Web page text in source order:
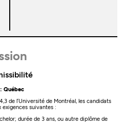
Québec
de l’Université de Montréal, les candidats
suivantes :
durée de 3 ans, ou autre diplôme de